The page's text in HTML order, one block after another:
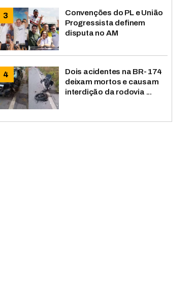
Convenções do PL e União
Progressista definem
disputa no AM
Dois acidentes na BR-174
deixam mortos e causam
interdição da rodovia ...